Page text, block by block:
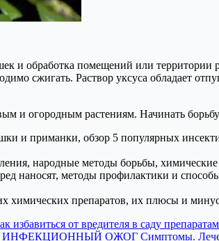
и обработка помещений или территории
сжигать. Раствор уксуса обладает
и огородным растениям. Начинать
и приманки, обзор 5 популярных
народные методы борьбы,
наносят, методы профилактики и
химических препаратов, их плюсы и
от вредителя в саду
ИНФЕКЦИОННЫЙ ОЖОГ Симптомы.